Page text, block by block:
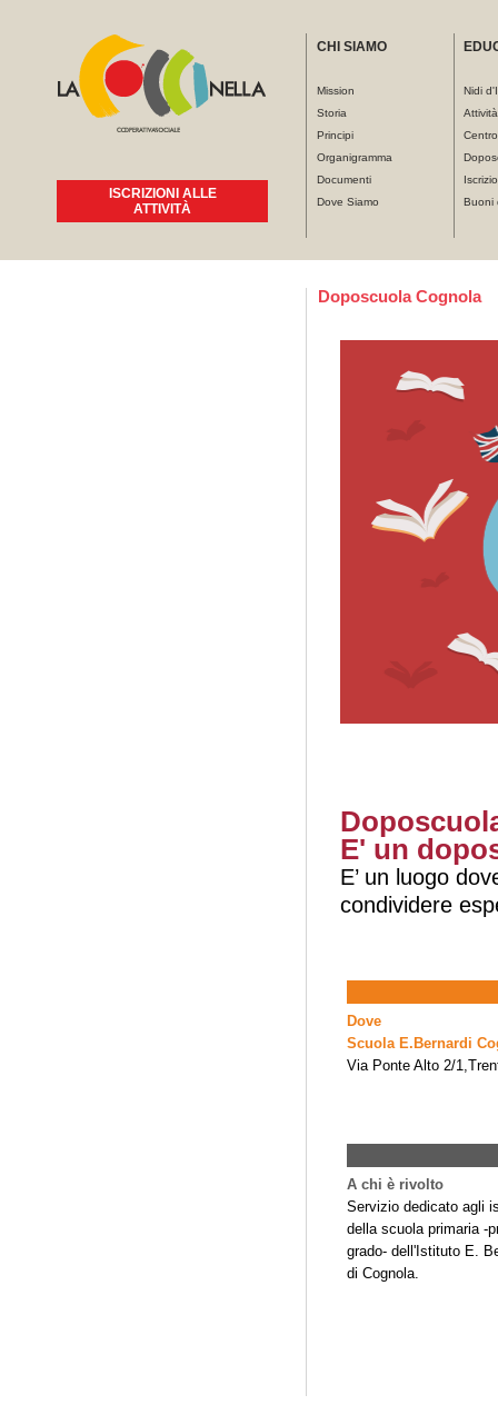
ISCRIZIONI ALLE
ATTIVITÀ
CHI SIAMO
Mission
Storia
Principi
Organigramma
Documenti
Dove Siamo
Nidi
Buoni
Tu sei qui
Doposcuola Cognola
E' un
E’ un luogo
condividere
Dove
Scuola E.Bernardi
Via Ponte Alto 2/
A chi è rivolto
Servizio dedicato agli
della scuola primaria -
grado- dell'Istituto E.
di Cognola.